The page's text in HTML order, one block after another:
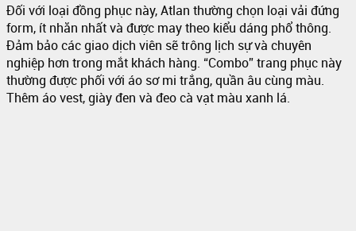
Đối với loại đồng phục này, Atlan thường chọn loại vải đứng
form, ít nhăn nhất và được may theo kiểu dáng phổ thông.
Đảm bảo các giao dịch viên sẽ trông lịch sự và chuyên
nghiệp hơn trong mắt khách hàng. “Combo” trang phục này
thường được phối với áo sơ mi trắng, quần âu cùng màu.
Thêm áo vest, giày đen và đeo cà vạt màu xanh lá.